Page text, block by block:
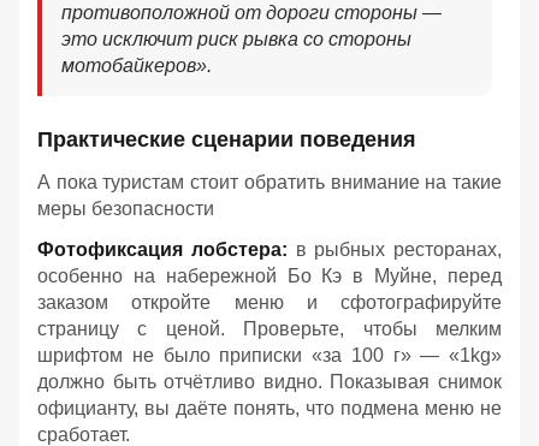
противоположной от дороги стороны —
это исключит риск рывка со стороны
мотобайкеров».
Практические сценарии поведения
А пока туристам стоит обратить внимание на такие
меры безопасности
Фотофиксация лобстера: в рыбных ресторанах,
особенно на набережной Бо Кэ в Муйне, перед
заказом откройте меню и сфотографируйте
страницу с ценой. Проверьте, чтобы мелким
шрифтом не было приписки «за 100 г» — «1kg»
должно быть отчётливо видно. Показывая снимок
официанту, вы даёте понять, что подмена меню не
сработает.